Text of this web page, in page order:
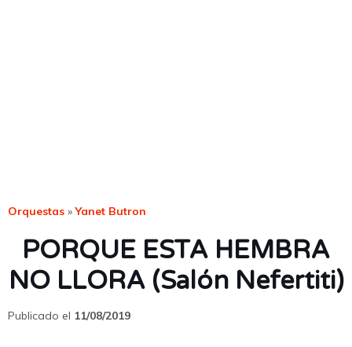
Orquestas »Yanet Butron
PORQUE ESTA HEMBRA
NO LLORA (Salón Nefertiti)
Publicado el 11/08/2019